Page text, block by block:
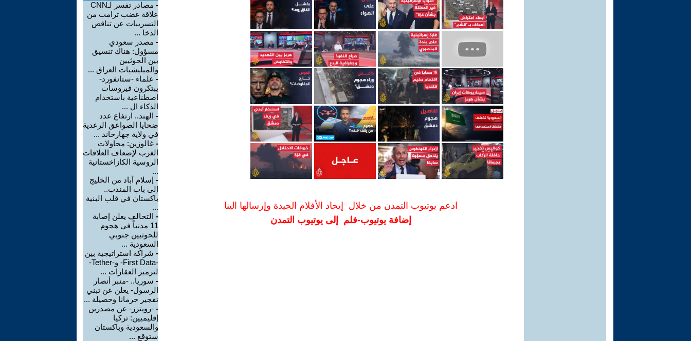
ادعم يوتيوب التمدن من خلال إيجاد الأفلام الجيدة وإرسالها الينا
إضافة يوتيوب-فلم إلى يوتيوب التمدن
-
مصادر تفسر لـCNN
علاقة غضب ترامب من
التسريبات عن تناقص
الذخا ...
- مصدر سعودي
مسؤول: هناك تنسيق
بين الحوثيين
والميليشيات العراق ...
- علماء -ستانفورد-
يبتكرون فيروسات
اصطناعية باستخدام
الذكاء ال ...
- الهند.. ارتفاع عدد
ضحايا الصواعق الرعدية
في ولاية جهارخاند ...
- غالوزين: محاولات
الغرب لإضعاف العلاقات
الروسية الكازاخستانية
...
- إسلام آباد من الخليج
إلى باب المندب..
باكستان في قلب البنية
...
- التحالف يعلن إصابة
11 مدنياً في هجوم
للحوثيين جنوبي
السعودية ...
- شراكة استراتيجية بين
-First Data- و-Tether-
لترميز العقارات ...
- سوريا.. -منبر أنصار
الرسول- يعلن عن تبني
تفجير جرمانا وحصيلة ...
- -رويترز- عن مصدرين
إقليميين: تركيا
والسعودية وباكستان
ستوقع ...